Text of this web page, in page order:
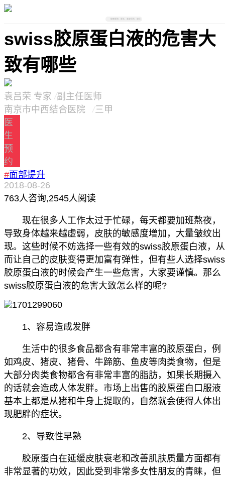
搜索医院、医生、美容项目、部位
swiss胶原蛋白液的危害大
致有哪些
袁吕荣 专家 副主任医师
南京市中西结合医院
三甲
医
生
预
约
#面部提升
2018-08-26
763人咨询,2545人阅读
现在很多人工作太过于忙碌，每天都要加班熬夜，
导致身体越来越虚弱，皮肤的敏感度增加，大量皱纹出
现。这些时候不妨选择一些有效的swiss胶原蛋白液，从
而让自己的皮肤变得更加富有弹性，但有些人选择swiss
胶原蛋白液的时候会产生一些危害，大家要谨慎。那么
swiss胶原蛋白液的危害大致怎么样的呢?
1、容易造成发胖
生活中的很多食品都含有非常丰富的胶原蛋白，例
如鸡皮、猪皮、猪骨、牛蹄筋、鱼皮等肉类食物，但是
大部分肉类食物都含有非常丰富的脂肪，如果长期摄入
的话就会造成人体发胖。市场上出售的胶原蛋白口服液
基本上都是从猪和牛身上提取的，自然就会使得人体出
现肥胖的症状。
2、导致性早熟
胶原蛋白在延缓皮肤衰老和改善肌肤质量方面都有
非常显著的功效，因此受到非常多女性朋友的青睐，但